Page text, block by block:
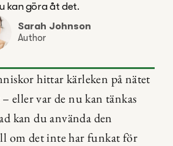
kan göra åt det.
Sarah Johnson
Author
hittar kärleken på nätet
eller var de nu kan tänkas
kan du använda den
om det inte har funkat för